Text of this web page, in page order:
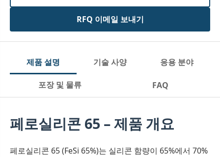
RFQ 이메일 보내기
제품 설명 기술 사양 응용 분야
포장 및 물류 FAQ
페로실리콘 65 – 제품 개요
페로실리콘 65 (FeSi 65%)는 실리콘 함량이 65%에서 70%